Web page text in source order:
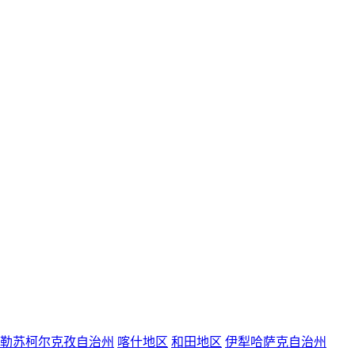
苏柯尔克孜自治州 喀什地区 和田地区 伊犁哈萨克自治州